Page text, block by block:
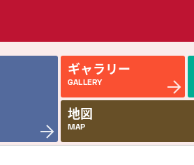
ギャラリー
GALLERY
地図
MAP